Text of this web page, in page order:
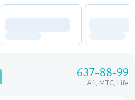
637-88-99
A1, МТС, Life